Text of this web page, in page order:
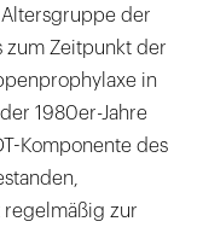
der
zum Zeitpunkt der
in
1980er-Jahre
Komponente des
regelmäßig zur